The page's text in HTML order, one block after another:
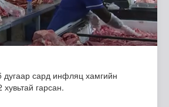
сард инфляц хамгийн
гарсан.